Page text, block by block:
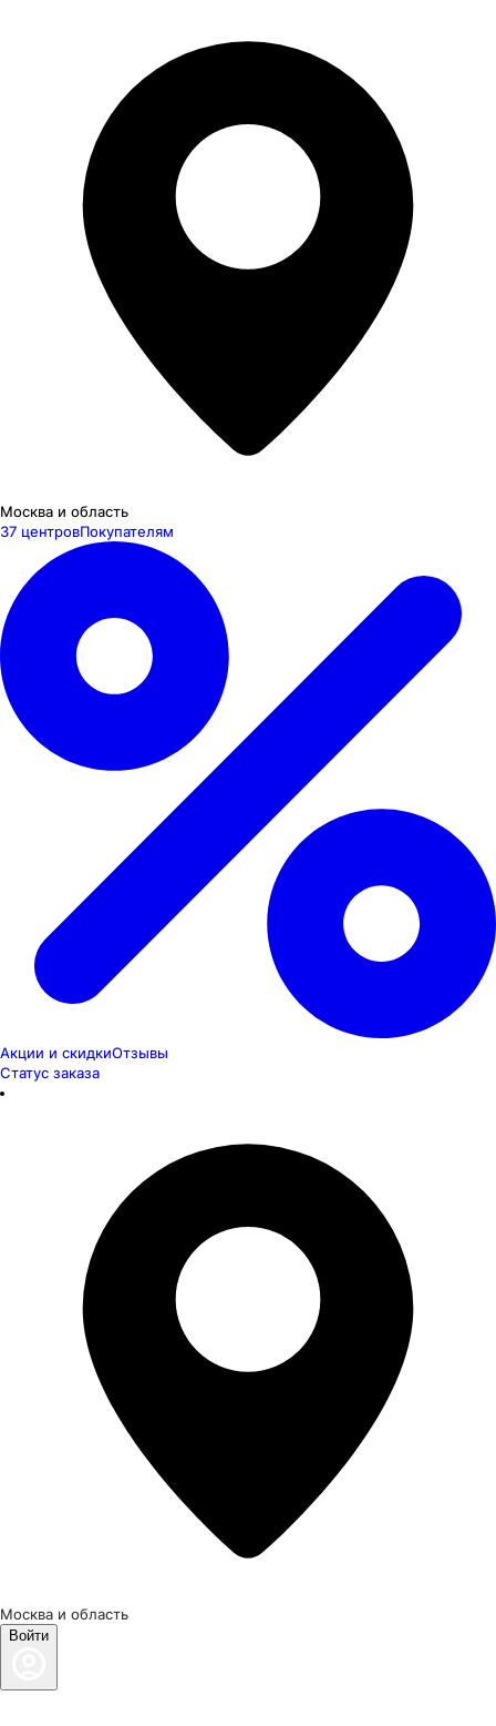
Москва и область
37 центровПокупателям
Акции и скидкиОтзывы
Статус заказа
Москва и область
Войти